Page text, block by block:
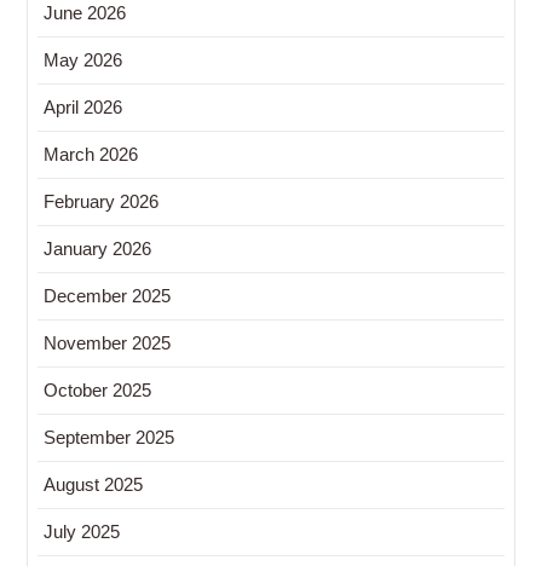
June 2026
May 2026
April 2026
March 2026
February 2026
January 2026
December 2025
November 2025
October 2025
September 2025
August 2025
July 2025